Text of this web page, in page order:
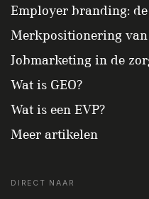
Employer branding:
Merkpositionering
Jobmarketing in de
Wat is GEO?
Wat is een EVP?
Meer artikelen
DIRECT NAAR